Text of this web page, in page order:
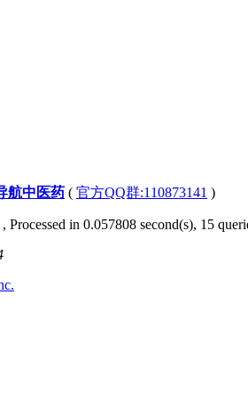
航中医药 ( 官方QQ群:110873141 )
, Processed in 0.057808 second(s), 15